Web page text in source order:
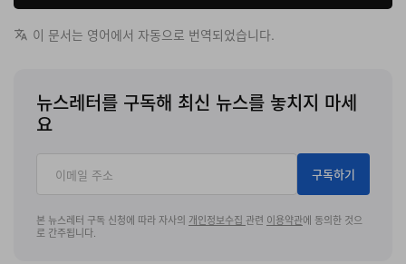
은, 구조적 장벽을 정면으로 마주한 채 견뎌 온 회복력과 생
존, 그리고 아메리칸 드림을 향한 집요한 추구를 여과 없이
컬렉션 노트에는 이번 의상들의 디자인 언어에 직접적인
연료가 된 격동의 개인사가 촘촘하게 기록돼 있었다.
Andrade는 이민 계급제를 통과해야 했던 경험, 자신이 직
접 세운 회사에서 밀어내 버린 법적 공방, 손목에 물리적 상
흔을 남긴 ICE의 실제 체포에 이르기까지, 구조적·개인적
난관을 어떻게 버텨냈는지에 대해 가감 없이 털어놓았다.
이 문서는 영어에서 자동으로 번역되었습니다.
뉴스레터를 구독해 최신 뉴스를 놓치지 마세
요
구독하기
본 뉴스레터 구독 신청에 따라 자사의 개인정보수집 관련 이용약관에 동의한 것으
로 간주됩니다.